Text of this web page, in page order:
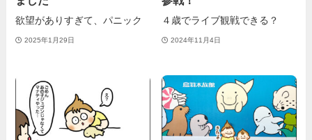
欲望がありすぎて、パニック
2025年1月29日
４歳でライブ観戦できる？
2024年11月4日